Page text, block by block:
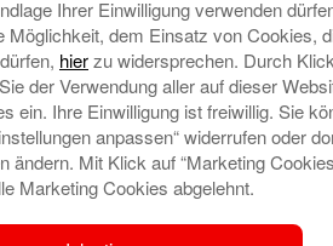
Dienst dazu
Endungen wie z.B.
Diese weisen häufig
QR-Code plausibel ist.
des Vorstands Ihrer
oder steht in der Anrede
Ihrer Einwilligung verwenden
Möglichkeit, dem Einsatz von Cookies,
hierzu widersprechen. Durch
der Verwendung aller auf dieser
ein. Ihre Einwilligung ist freiwillig. Sie
anpassen“ widerrufen oder
ändern. Mit Klick auf “Marketing Cookies
Marketing Cookies abgelehnt.